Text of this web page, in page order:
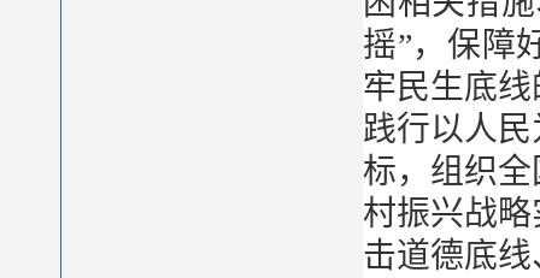
摇”，保障
牢民生底
践行以人
标，组织
村振兴战
击道德底